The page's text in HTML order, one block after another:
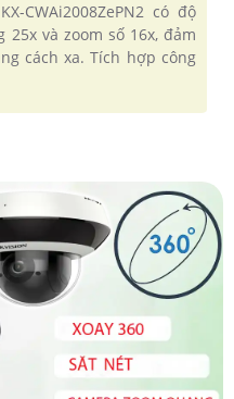
CWAi2008ZePN2 có độ
25x và zoom số 16x, đảm
cách xa. Tích hợp công